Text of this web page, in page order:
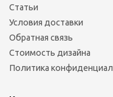
Статьи
Условия доставки
Обратная связь
Стоимость дизайна
Политика